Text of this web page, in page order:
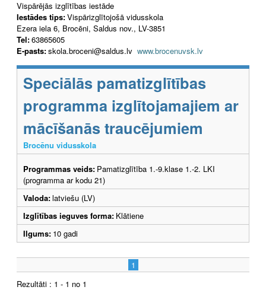
Vispārējās izglītības iestāde
Iestādes tips:Vispārizglītojošā vidusskola
Ezera iela 6, Brocēni, Saldus nov., LV-3851
Tel:63865605
E-pasts:skola.broceni@saldus.lv www.brocenuvsk.lv
Speciālās pamatizglītības
programma izglītojamajiem ar
mācīšanās traucējumiem
Brocēnu vidusskola
Programmas veids: Pamatizglītība 1.-9.klase 1.-2. LKI
(programma ar kodu 21)
Valoda:latviešu (LV)
Izglītības ieguves forma: Klātiene
Ilgums: 10 gadi
1
Rezultāti : 1 - 1 no 1